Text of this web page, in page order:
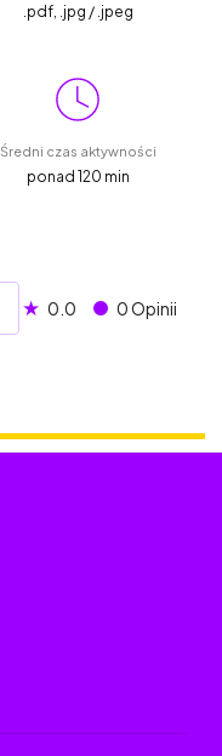
.pdf, .jpg / .jpeg
Średni czas aktywności
ponad 120 min
★ 0.0 0 Opinii